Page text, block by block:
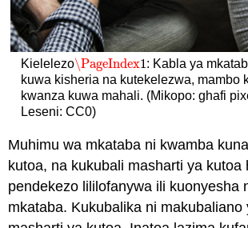
Kielelezo\PageIndex1
\PageIndex1: Kabla ya
kuwa kisheria na kutekelezwa, mambo
kwanza kuwa mahali. (Mikopo: ghafi
Leseni: CC0)
Muhimu wa mkataba ni kwamba
kutoa, na kukubali masharti ya kutoa
pendekezo lililofanywa ili kuonyesha
mkataba. Kukubalika ni makubaliano